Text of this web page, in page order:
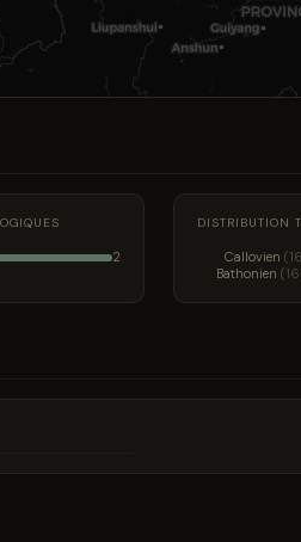
2
DISTRIBUTION
Callovien
Bathonien